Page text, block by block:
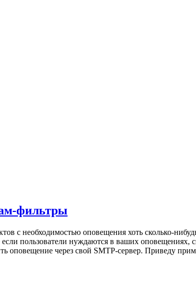
фильтры
с необходимостью оповещения хоть сколько-
если пользователи нуждаются в ваших
оповещение через свой SMTP-сервер. Приведу